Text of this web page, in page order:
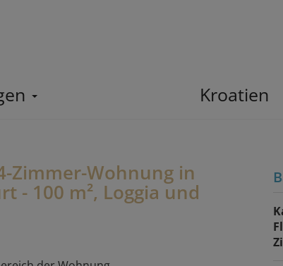
Kroatien
Zimmer-Wohnung in
- 100 m², Loggia und